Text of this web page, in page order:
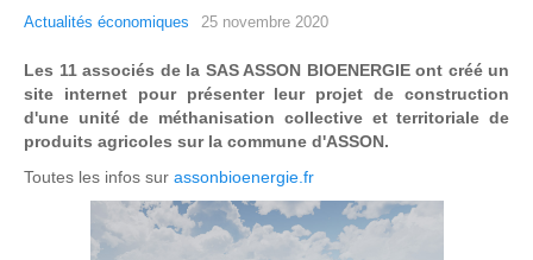
Actualités économiques 25 novembre 2020
Les 11 associés de la SAS ASSON BIOENERGIE ont créé un
site internet pour présenter leur projet de construction
d'une unité de méthanisation collective et territoriale de
produits agricoles sur la commune d'ASSON.
Toutes les infos sur assonbioenergie.fr